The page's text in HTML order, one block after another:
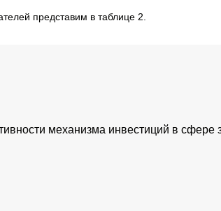
представим в таблице 2.
механизма инвестиций в сфере